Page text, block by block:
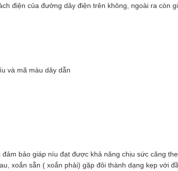
điện của đường dây điện trên không, ngoài ra còn
và mã màu dây dẫn
bảo giáp níu đạt được khả năng chịu sức căng
xoắn sẵn ( xoắn phải) gặp đôi thành dạng kẹp với